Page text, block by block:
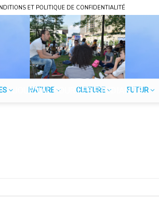
ET POLITIQUE DE CONFIDENTIALITÉ
JOURNAL POUR LES ÉTUDIANTS
NATURE CULTURE FUTUR